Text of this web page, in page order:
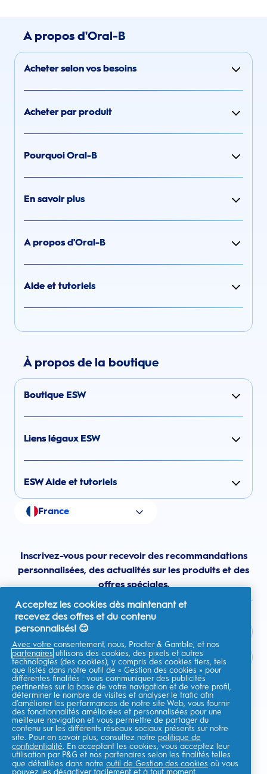
A propos d'Oral-B
Acheter selon vos besoins
Acheter par produit
Pourquoi Oral-B
En savoir plus
A propos d'Oral-B
Aide et tutoriels
À propos de la boutique
Boutique ESW
Liens légaux ESW
ESW Aide et tutoriels
France
Inscrivez-vous pour recevoir des recommandations
personnalisées, des actualités sur les produits et des
offres spéciales.
France
Je consens à recevoir des communications personnalisées
concernant des offres, des actualités et d'autres initiatives
promotionnelles de la part d'Oral-B et d'autresmarques de P&G
mail et sur les canaux en ligne. Je peux medésinscrireà tout moment.
Procter & Gamble, le responsable du traitement des données, traitera
vos données personnelles pour vous permettre de vous inscrire sur ce
site, d'interagir avec ses services et, selon votre consentement, de vous
envoyer des communications commerciales pertinentes, y compris des
Acceptez les cookies dès maintenant et
recevez des offres et du contenu
personnalisés! 😊
Avec votre consentement, nous, Procter & Gamble, et nos
partenaires utilisons des cookies, des pixels et autres
technologies (des cookies), y compris des cookies tiers, tels
que listés dans notre outil de « Gestion des cookies » pour
différentes finalités : vous communiquer des publicités
pertinentes sur la base de votre navigation et de votre profil,
déterminer le nombre de visites et analyser le trafic afin
d’améliorer les performances de notre site Web, vous fournir
des fonctionnalités améliorées et personnalisées pour une
meilleure navigation et vous permettre de partager du
contenu sur les différents réseaux sociaux présents sur notre
site. Pour en savoir plus, consultez notre politique de
confidentialité. En acceptant les cookies, vous acceptez leur
utilisation par P&G et nos partenaires selon les finalités telles
que détaillées dans notre outil de Gestion des cookies où vous
pouvez les désactiver facilement et à tout moment.